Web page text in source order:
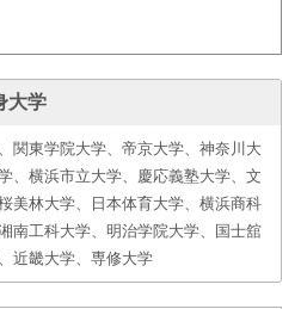
大学
関東学院大学、帝京大学、神奈川大
、横浜市立大学、慶応義塾大学、文
美林大学、日本体育大学、横浜商科
南工科大学、明治学院大学、国士舘
近畿大学、専修大学